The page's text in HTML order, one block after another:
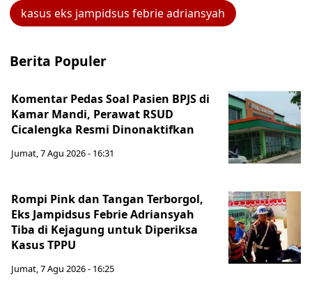
kasus eks jampidsus febrie adriansyah
Berita Populer
Komentar Pedas Soal Pasien BPJS di
Kamar Mandi, Perawat RSUD
Cicalengka Resmi Dinonaktifkan
Jumat, 7 Agu 2026 - 16:31
Rompi Pink dan Tangan Terborgol,
Eks Jampidsus Febrie Adriansyah
Tiba di Kejagung untuk Diperiksa
Kasus TPPU
Jumat, 7 Agu 2026 - 16:25